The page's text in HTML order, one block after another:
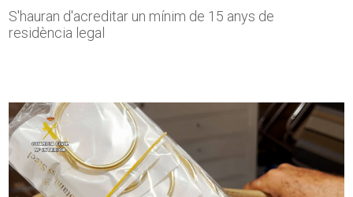
S'hauran d'acreditar un mínim de 15 anys de
residència legal